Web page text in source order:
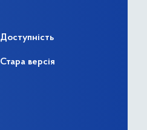
Доступність
Стара версія